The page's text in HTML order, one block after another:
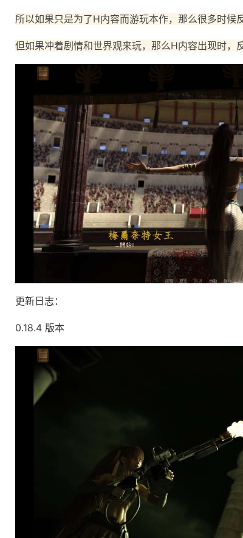
所以如果只是为了H内容而游玩本作，那么很多时候
但如果冲着剧情和世界观来玩，那么H内容出现时，
更新日志：
0.18.4 版本